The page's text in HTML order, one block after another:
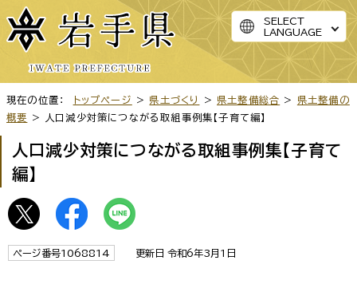
SELECT
LANGUAGE
現在の位置： トップページ > 県土づくり > 県土整備総合 > 県土整備の
概要
> 人口減少対策につながる取組事例集【子育て編】
人口減少対策につながる取組事例集【子育て
編】
ページ番号1068814 更新日 令和6年3月1日